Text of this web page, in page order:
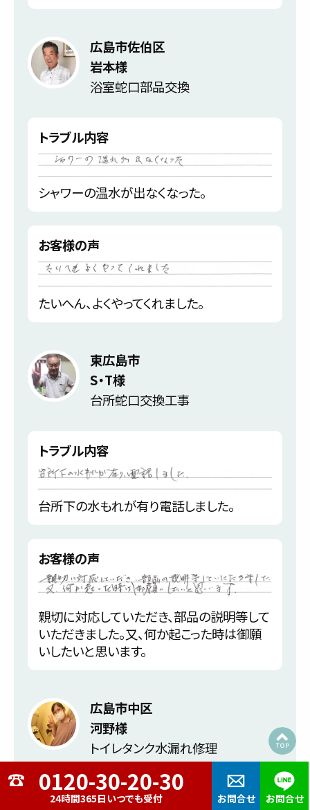
24時間365日いつでも受付 お問合せ お問合せ
広島市佐伯区
岩本様
浴室蛇口部品交換
トラブル内容
シャワーの温水が出なくなった。
お客様の声
たいへん、よくやってくれました。
東広島市
S・T様
台所蛇口交換工事
トラブル内容
台所下の水もれが有り電話しました。
お客様の声
親切に対応していただき、部品の説明等して
いただきました。又、何か起こった時は御願
いしたいと思います。
広島市中区
河野様
トイレタンク水漏れ修理
トラブル内容